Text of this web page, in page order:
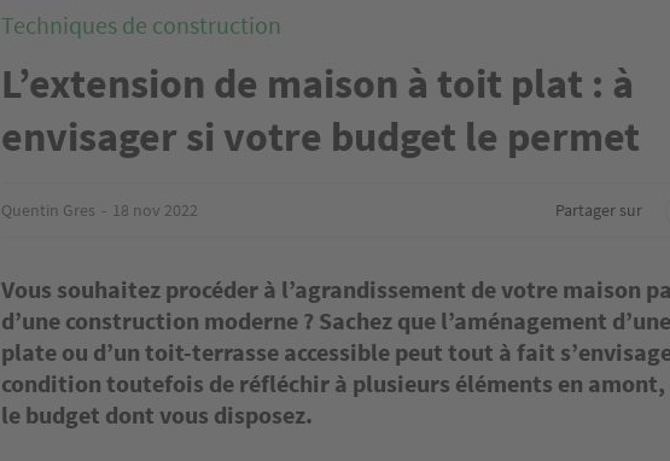
Techniques de construction
L’extension de maison à toit plat : à
envisager si votre budget le permet
Quentin Gres 18 nov 2022 Partager sur
Vous souhaitez procéder à l’agrandissement de votre maison
d’une construction moderne ? Sachez que l’aménagement
plate ou d’un toit-terrasse accessible peut tout à fait
condition toutefois de réfléchir à plusieurs éléments en
le budget dont vous disposez.